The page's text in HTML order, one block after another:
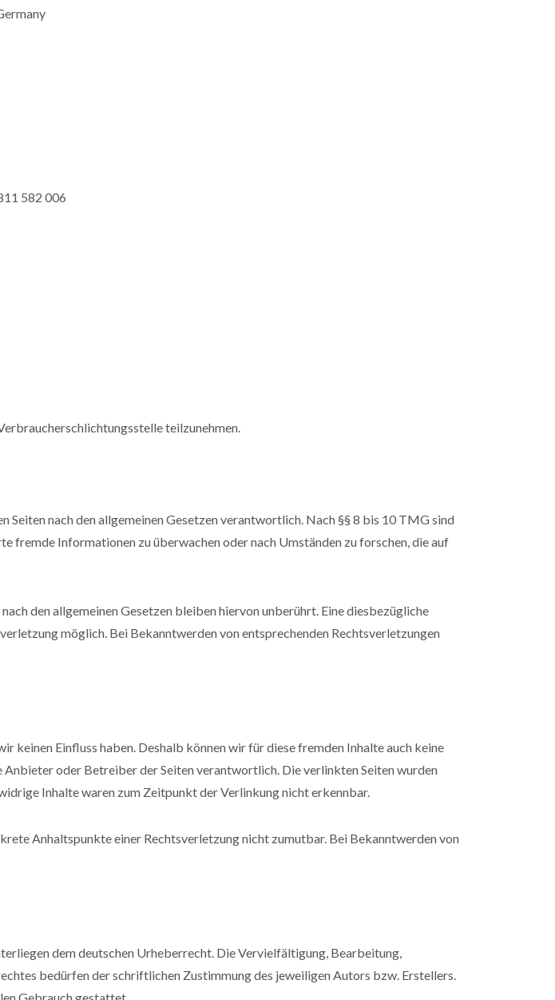
582 006
teilzunehmen.
nach den allgemeinen Gesetzen verantwortlich. Nach §§ 8 bis 10 TMG sind
Informationen zu überwachen oder nach Umständen zu forschen, die auf
den allgemeinen Gesetzen bleiben hiervon unberührt. Eine diesbezügliche
möglich. Bei Bekanntwerden von entsprechenden Rechtsverletzungen
Einfluss haben. Deshalb können wir für diese fremden Inhalte auch keine
oder Betreiber der Seiten verantwortlich. Die verlinkten Seiten wurden
Inhalte waren zum Zeitpunkt der Verlinkung nicht erkennbar.
Anhaltspunkte einer Rechtsverletzung nicht zumutbar. Bei Bekanntwerden von
dem deutschen Urheberrecht. Die Vervielfältigung, Bearbeitung,
bedürfen der schriftlichen Zustimmung des jeweiligen Autors bzw. Erstellers.